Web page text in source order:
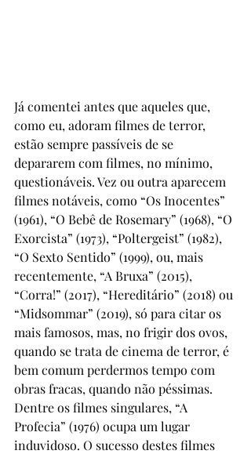
Já comentei antes que aqueles que,
como eu, adoram filmes de terror,
estão sempre passíveis de se
depararem com filmes, no mínimo,
questionáveis. Vez ou outra aparecem
filmes notáveis, como “Os Inocentes”
(1961), “O Bebê de Rosemary” (1968), “O
Exorcista” (1973), “Poltergeist” (1982),
“O Sexto Sentido” (1999), ou, mais
recentemente, “A Bruxa” (2015),
“Corra!” (2017), “Hereditário” (2018) ou
“Midsommar” (2019), só para citar os
mais famosos, mas, no frigir dos ovos,
quando se trata de cinema de terror, é
bem comum perdermos tempo com
obras fracas, quando não péssimas.
Dentre os filmes singulares, “A
Profecia” (1976) ocupa um lugar
induvidoso. O sucesso destes filmes